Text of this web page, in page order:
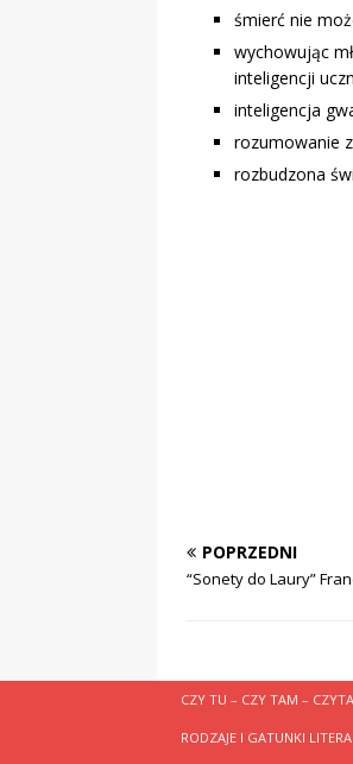
śmierć nie
wychowując
inteligencji
inteligencja
rozumowanie
rozbudzona
POPRZEDNI
“Sonety do Laury”
CZY TU – CZY TAM –
RODZAJE I GATUNKI